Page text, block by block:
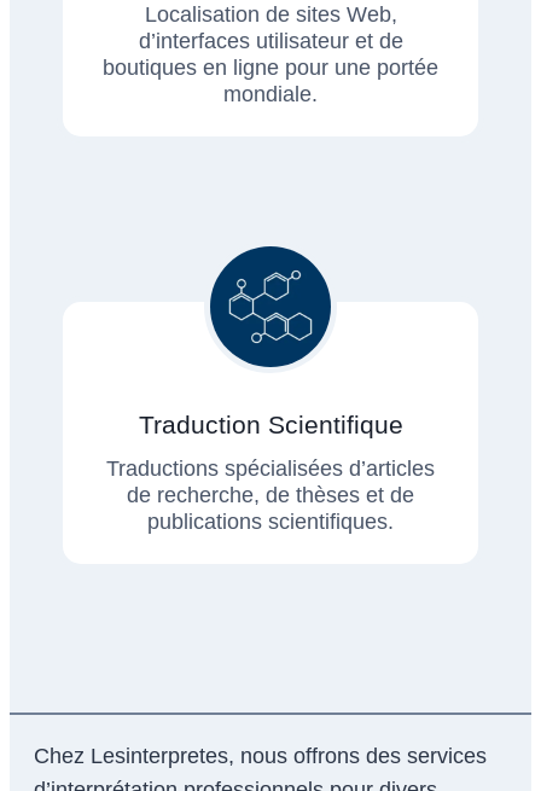
Localisation de sites Web,
d’interfaces utilisateur et de
boutiques en ligne pour une portée
mondiale.
Traduction Scientifique
Traductions spécialisées d’articles
de recherche, de thèses et de
publications scientifiques.
Chez Lesinterpretes, nous offrons des services